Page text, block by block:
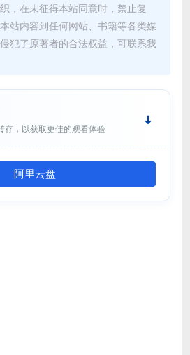
，在未征得本站同意时，禁止复
站内容到任何网站、书籍等各类媒
犯了原著者的合法权益，可联系我
存，以获取更佳的观看体验
阿里云盘